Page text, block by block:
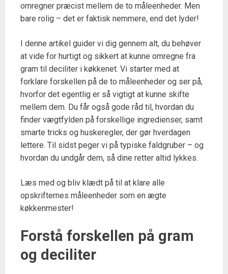
omregner præcist mellem de to måleenheder. Men
bare rolig – det er faktisk nemmere, end det lyder!
I denne artikel guider vi dig gennem alt, du behøver
at vide for hurtigt og sikkert at kunne omregne fra
gram til deciliter i køkkenet. Vi starter med at
forklare forskellen på de to måleenheder og ser på,
hvorfor det egentlig er så vigtigt at kunne skifte
mellem dem. Du får også gode råd til, hvordan du
finder vægtfylden på forskellige ingredienser, samt
smarte tricks og huskeregler, der gør hverdagen
lettere. Til sidst peger vi på typiske faldgruber – og
hvordan du undgår dem, så dine retter altid lykkes.
Læs med og bliv klædt på til at klare alle
opskrifternes måleenheder som en ægte
køkkenmester!
Forstå forskellen på gram
og deciliter